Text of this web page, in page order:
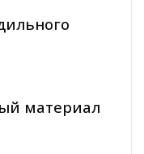
материал